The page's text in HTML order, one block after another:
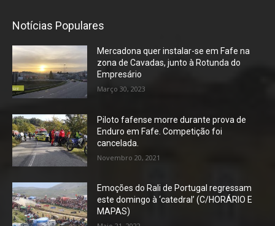
Notícias Populares
Mercadona quer instalar-se em Fafe na
zona de Cavadas, junto à Rotunda do
Empresário
Março 30, 2023
Piloto fafense morre durante prova de
Enduro em Fafe. Competição foi
cancelada.
Novembro 20, 2021
Emoções do Rali de Portugal regressam
este domingo à ‘catedral’ (C/HORÁRIO E
MAPAS)